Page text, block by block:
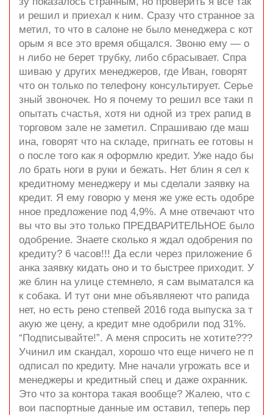
и решил и приехал к ним. Сразу что странное за
метил, то что в салоне не было менеджера с кот
орым я все это время общался. Звоню ему — о
н либо не берет трубку, либо сбрасывает. Спра
шиваю у других менеджеров, где Иван, говорят
что он только по телефону консультирует. Серье
зный звоночек. Но я почему то решил все таки п
опытать счастья, хотя ни одной из трех рапид в
торговом зале не заметил. Спрашиваю где маш
ина, говорят что на складе, пригнать ее готовы н
о после того как я оформлю кредит. Уже надо бы
ло брать ноги в руки и бежать. Нет блин я сел к
кредитному менеджеру и мы сделали заявку на
кредит. Я ему говорю у меня же уже есть одобре
нное предложение под 4,9%. А мне отвечают что
вы что вы это только ПРЕДВАРИТЕЛЬНОЕ было
одобрение. Знаете сколько я ждал одобрения по
кредиту? 6 часов!!! Да если через приложение б
анка заявку кидать оно и то быстрее приходит. У
же блин на улице стемнело, я сам выматался ка
к собака. И тут они мне объявляеют что рапида
нет, но есть рено степвей 2016 года выпуска за т
акую же цену, а кредит мне одобрили под 31%.
“Подписывайте!”. А меня спросить не хотите???
Учинил им скандал, хорошо что еще ничего не п
одписал по кредиту. Мне начали угрожать все и
менеджеры и кредитный спец и даже охранник.
Это что за контора такая вообще? Жалею, что с
вои паспортные данные им оставил, теперь пер